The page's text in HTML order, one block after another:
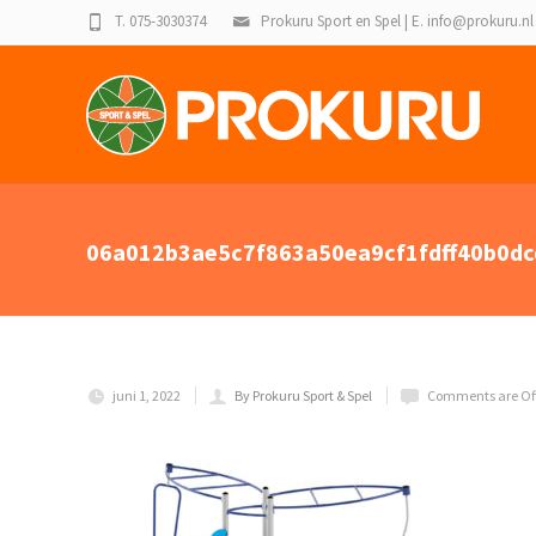
Prokuru Sport en Spel | E. info@prokuru.nl
T. 075-3030374
juni 1, 2022 By Prokuru Sport & Spel Comments are